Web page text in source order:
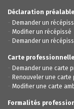
Déclaration
- Demander un
- Modifier un récépissé
- Demander un
Carte
- Demander une carte
- Renouveler une carte
- Modifier une carte
Formalités